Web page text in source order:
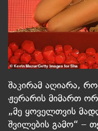
შაკირამ აღიარა,
ჟერარის მიმართ
„მე ყოველთვის
შვილების გამო“ –